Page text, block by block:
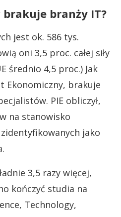
branży IT?
jest ok. 586 tys.
oni 3,5 proc. całej siły
średnio 4,5 proc.) Jak
Ekonomiczny, brakuje
PIE obliczył,
na stanowisko
jako
3,5 razy więcej,
kończyć studia na
Technology,